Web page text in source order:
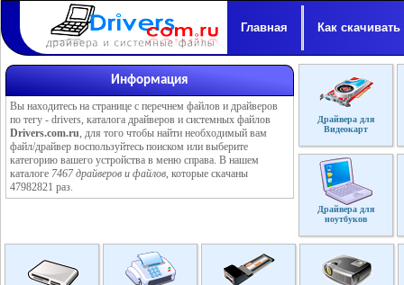
Главная Как скачивать
Информация
Вы находитесь на странице с перечнем файлов и драйверов
по тегу - drivers, каталога драйверов и системных файлов
Drivers.com.ru, для того чтобы найти необходимый вам
файл/драйвер воспользуйтесь поиском или выберите
категорию вашего устройства в меню справа. В нашем
каталоге 7467 драйверов и файлов, которые скачаны
47982821 раз.
Драйвера для
Видеокарт
Драйвера для
ноутбуков